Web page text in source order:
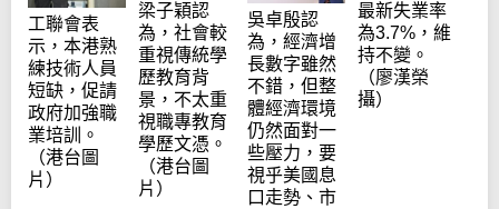
工聯會表
示，本港熟
練技術人員
短缺，促請
政府加強職
業培訓。
（港台圖
片）
梁子穎認
為，社會較
重視傳統學
歷教育背
景，不太重
視職專教育
學歷文憑。
（港台圖
片）
吳卓殷認
為，經濟增
長數字雖然
不錯，但整
體經濟環境
仍然面對一
些壓力，要
視乎美國息
口走勢、市
最新失業率
為3.7%，維
持不變。
（廖漢榮
攝）